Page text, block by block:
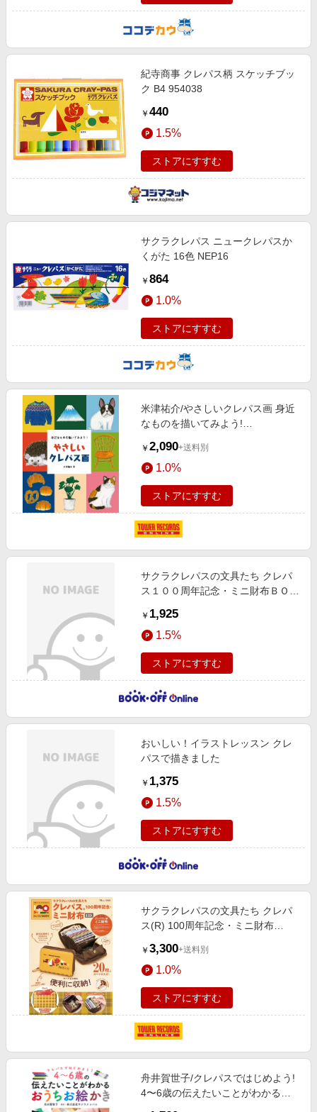
紀寺商事 クレパス柄 スケッチブッ
ク B4 954038
￥ 440
1.5%
ストアにすすむ
サクラクレパス ニュークレパスか
くがた 16色 NEP16
￥ 864
1.0%
ストアにすすむ
米津祐介/やさしいクレパス画 身近
なものを描いてみよう!
￥ 2,090+送料別
1.0%
ストアにすすむ
サクラクレパスの文具たち クレパ
ス１００周年記念・ミニ財布ＢＯＯ
￥ 1,925
1.5%
ストアにすすむ
おいしい！イラストレッスン クレ
パスで描きました
￥ 1,375
1.5%
ストアにすすむ
サクラクレパスの文具たち クレパ
ス(R) 100周年記念・ミニ財布
￥ 3,300+送料別
1.0%
ストアにすすむ
舟井賀世子/クレパスではじめよう!
4〜6歳の伝えたいことがわかるお